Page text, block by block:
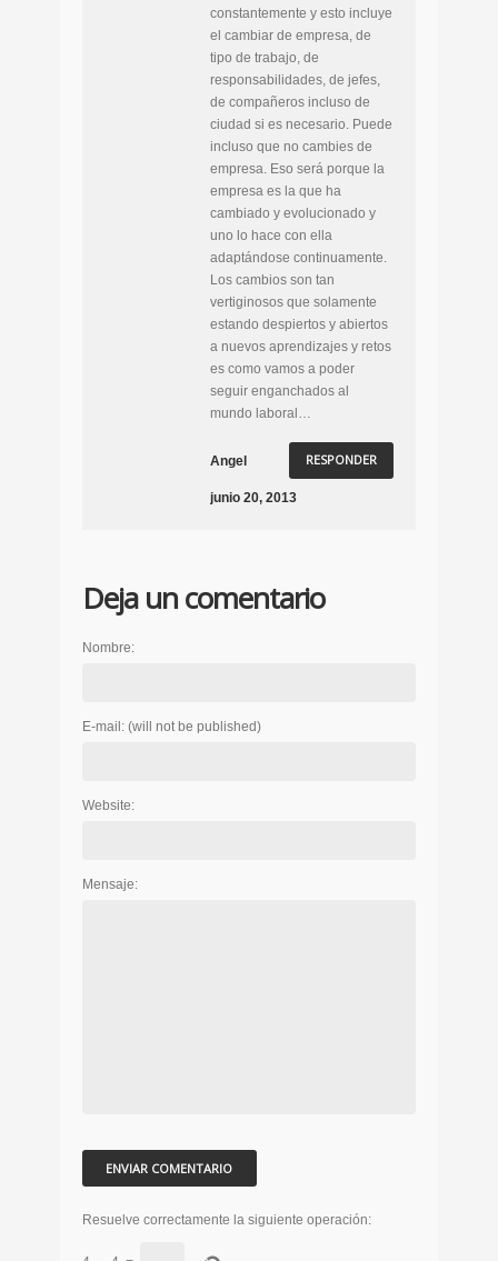
constantemente y esto incluye
el cambiar de empresa, de
tipo de trabajo, de
responsabilidades, de jefes,
de compañeros incluso de
ciudad si es necesario. Puede
incluso que no cambies de
empresa. Eso será porque la
empresa es la que ha
cambiado y evolucionado y
uno lo hace con ella
adaptándose continuamente.
Los cambios son tan
vertiginosos que solamente
estando despiertos y abiertos
a nuevos aprendizajes y retos
es como vamos a poder
seguir enganchados al
mundo laboral…
Angel RESPONDER
junio 20, 2013
Deja un comentario
Nombre:
E-mail: (will not be published)
Website:
Mensaje:
Resuelve correctamente la siguiente operación: